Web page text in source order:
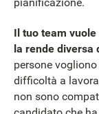
pianificazione.
Il tuo team
la rende diversa
persone
difficoltà a
non sono